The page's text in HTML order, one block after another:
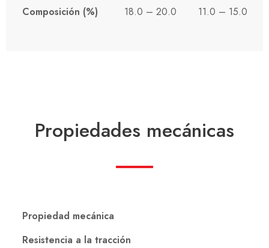
Composición (%)
18.0 – 20.0 11.0 – 15.0
Propiedades mecánicas
Propiedad mecánica
Resistencia a la tracción